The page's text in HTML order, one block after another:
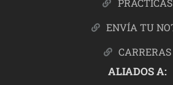
PRÁCTICAS
ENVÍA TU
CARRERAS
ALIADOS A: